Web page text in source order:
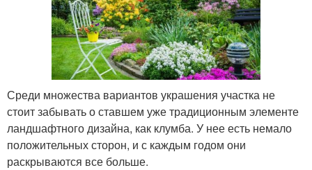
Среди множества вариантов украшения участка не
стоит забывать о ставшем уже традиционным элементе
ландшафтного дизайна, как клумба. У нее есть немало
положительных сторон, и с каждым годом они
раскрываются все больше.